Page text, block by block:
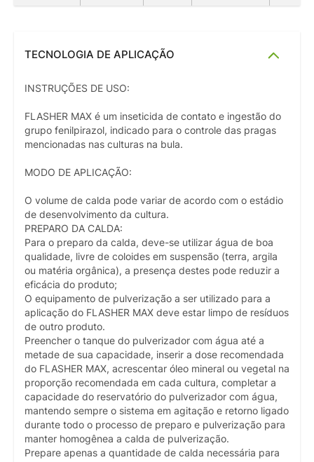
TECNOLOGIA DE APLICAÇÃO
INSTRUÇÕES DE USO:
FLASHER MAX é um inseticida de contato e ingestão do
grupo fenilpirazol, indicado para o controle das pragas
mencionadas nas culturas na bula.
MODO DE APLICAÇÃO:
O volume de calda pode variar de acordo com o estádio
de desenvolvimento da cultura.
PREPARO DA CALDA:
Para o preparo da calda, deve-se utilizar água de boa
qualidade, livre de coloides em suspensão (terra, argila
ou matéria orgânica), a presença destes pode reduzir a
eficácia do produto;
O equipamento de pulverização a ser utilizado para a
aplicação do FLASHER MAX deve estar limpo de resíduos
de outro produto.
Preencher o tanque do pulverizador com água até a
metade de sua capacidade, inserir a dose recomendada
do FLASHER MAX, acrescentar óleo mineral ou vegetal na
proporção recomendada em cada cultura, completar a
capacidade do reservatório do pulverizador com água,
mantendo sempre o sistema em agitação e retorno ligado
durante todo o processo de preparo e pulverização para
manter homogênea a calda de pulverização.
Prepare apenas a quantidade de calda necessária para